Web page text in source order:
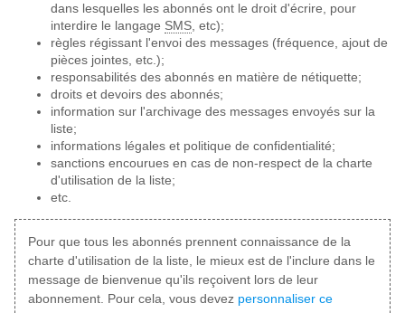
dans lesquelles les abonnés ont le droit d'écrire, pour
interdire le langage SMS, etc);
règles régissant l'envoi des messages (fréquence, ajout de
pièces jointes, etc.);
responsabilités des abonnés en matière de nétiquette;
droits et devoirs des abonnés;
information sur l'archivage des messages envoyés sur la
liste;
informations légales et politique de confidentialité;
sanctions encourues en cas de non-respect de la charte
d'utilisation de la liste;
etc.
Pour que tous les abonnés prennent connaissance de la
charte d'utilisation de la liste, le mieux est de l'inclure dans le
message de bienvenue qu'ils reçoivent lors de leur
abonnement. Pour cela, vous devez personnaliser ce